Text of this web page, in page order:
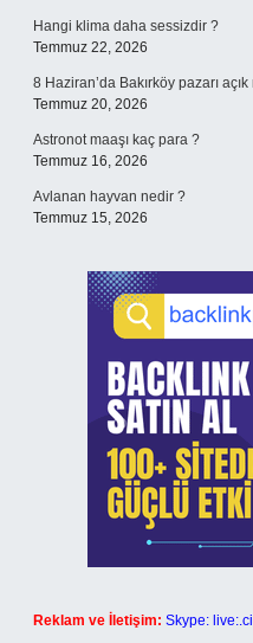
Hangi klima daha sessizdir ?
Temmuz 22, 2026
8 Haziran’da Bakırköy pazarı açık
Temmuz 20, 2026
Astronot maaşı kaç para ?
Temmuz 16, 2026
Avlanan hayvan nedir ?
Temmuz 15, 2026
Reklam ve İletişim: Skype: